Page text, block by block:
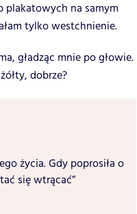
plakatowych na samym
tylko westchnienie.
gładząc mnie po głowie.
dobrze?
życia. Gdy poprosiła o
się wtrącać”